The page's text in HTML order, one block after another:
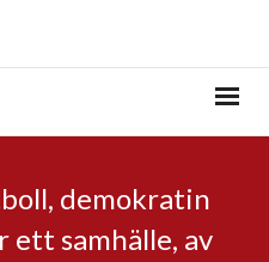
demokratin
ett samhälle, av